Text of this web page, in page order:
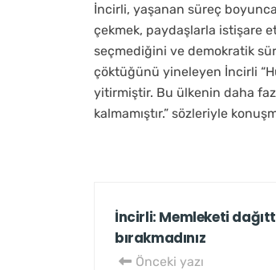
İncirli, yaşanan süreç
çekmek, paydaşlarla istişare
seçmediğini ve demokratik
çöktüğünü yineleyen İncirli
yitirmiştir. Bu ülkenin daha
kalmamıştır.” sözleriyle
İncirli: Memleketi
bırakmadınız
Önceki yazı